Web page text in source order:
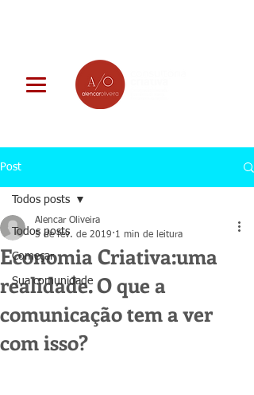
Post
Todos posts
Começar
Sua comunidade
Todos posts
Economia Criativa:uma
realidade. O que a
comunicação tem a ver
com isso?
Alencar Oliveira
5 de fev. de 2019 1 min de leitura